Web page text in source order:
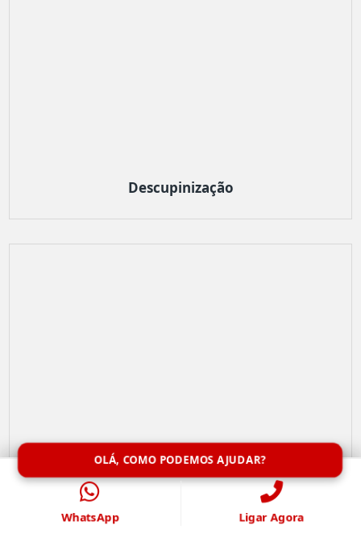
Descupinização
OLÁ, COMO PODEMOS AJUDAR?
WhatsApp Ligar Agora